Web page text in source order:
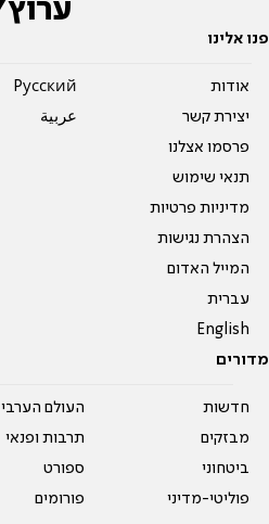
פנו אלינו
אודות
יצירת קשר
פרסמו אצלנו
תנאי שימוש
מדיניות פרטיות
הצהרת נגישות
המייל האדום
עברית
English
Pусский
عربية
מדורים
חדשות
מבזקים
ביטחוני
פוליטי-מדיני
העולם הערבי
תרבות ופנאי
ספורט
פורומים